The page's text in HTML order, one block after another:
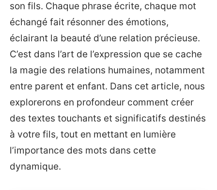
son fils. Chaque phrase écrite, chaque mot
échangé fait résonner des émotions,
éclairant la beauté d’une relation précieuse.
C’est dans l’art de l’expression que se cache
la magie des relations humaines, notamment
entre parent et enfant. Dans cet article, nous
explorerons en profondeur comment créer
des textes touchants et significatifs destinés
à votre fils, tout en mettant en lumière
l’importance des mots dans cette
dynamique.